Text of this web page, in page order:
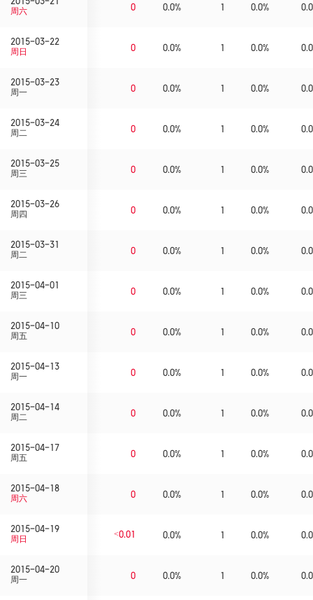
周六
0 0.0% 1 0.0% 0.0
2015-03-22
周日
0 0.0% 1 0.0% 0.0
2015-03-23
周一
0 0.0% 1 0.0% 0.0
2015-03-24
周二
0 0.0% 1 0.0% 0.0
2015-03-25
周三
0 0.0% 1 0.0% 0.0
2015-03-26
周四
0 0.0% 1 0.0% 0.0
2015-03-31
周二
0 0.0% 1 0.0% 0.0
2015-04-01
周三
0 0.0% 1 0.0% 0.0
2015-04-10
周五
0 0.0% 1 0.0% 0.0
2015-04-13
周一
0 0.0% 1 0.0% 0.0
2015-04-14
周二
0 0.0% 1 0.0% 0.0
2015-04-17
周五
0 0.0% 1 0.0% 0.0
2015-04-18
周六
0 0.0% 1 0.0% 0.0
2015-04-19
周日
<0.01 0.0% 1 0.0% 0.0
2015-04-20
周一
0 0.0% 1 0.0% 0.0